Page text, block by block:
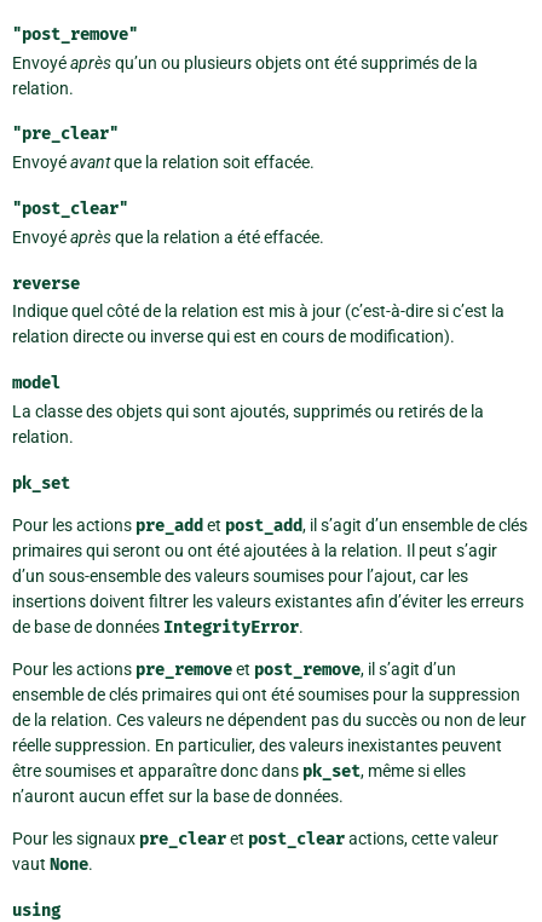
"post_remove"
Envoyéaprèsqu’un ou plusieurs objets ont été supprimés de la
relation.
"pre_clear"
Envoyéavantque la relation soit effacée.
"post_clear"
Envoyéaprèsque la relation a été effacée.
reverse
Indique quel côté de la relation est mis à jour (c’est-à-dire si c’est la
relation directe ou inverse qui est en cours de modification).
model
La classe des objets qui sont ajoutés, supprimés ou retirés de la
relation.
pk_set
Pour les actions pre_add et post_add, il s’agit d’un ensemble de clés
primaires qui seront ou ont été ajoutées à la relation. Il peut s’agir
d’un sous-ensemble des valeurs soumises pour l’ajout, car les
insertions doivent filtrer les valeurs existantes afin d’éviter les erreurs
de base de données IntegrityError.
Pour les actions pre_removeet post_remove, il s’agit d’un
ensemble de clés primaires qui ont été soumises pour la suppression
de la relation. Ces valeurs ne dépendent pas du succès ou non de leur
réelle suppression. En particulier, des valeurs inexistantes peuvent
être soumises et apparaître donc dans pk_set, même si elles
n’auront aucun effet sur la base de données.
Pour les signaux pre_clearet post_clearactions, cette valeur
vaut None.
using